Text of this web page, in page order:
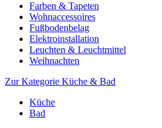
Farben & Tapeten
Wohnaccessoires
Fußbodenbelag
Elektroinstallation
Leuchten & Leuchtmittel
Weihnachten
Zur Kategorie Küche & Bad
Küche
Bad